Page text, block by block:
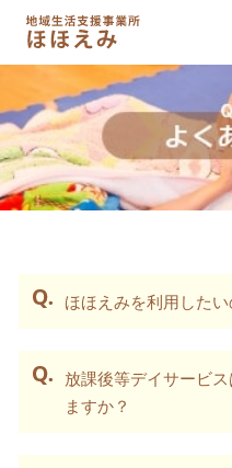
ほほえみを利用したい
放課後等デイサービ
ますか？